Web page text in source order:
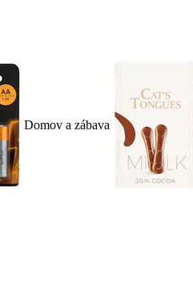
Domov a zábava